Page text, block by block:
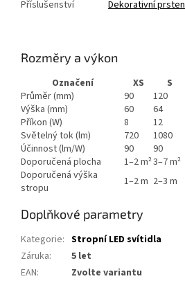
Příslušenství Dekorativní
Rozměry a výkon
Označení XS S
Průměr (mm)
90 120
Výška (mm)
60 64
Příkon (W)
8 12
Světelný tok (lm)
720 1080
Účinnost (lm/W)
90 90
Doporučená plocha
1–2 m²3–7 m²
Doporučená výška
stropu
1–2 m 2–3 m
Doplňkové parametry
Kategorie: Stropní LED svítidla
Záruka:
5 let
EAN: Zvolte variantu